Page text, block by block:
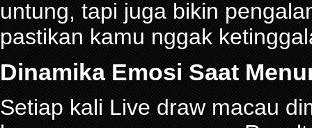
untung, tapi juga bikin
pastikan kamu nggak
Dinamika Emosi Saat
Setiap kali Live draw macau